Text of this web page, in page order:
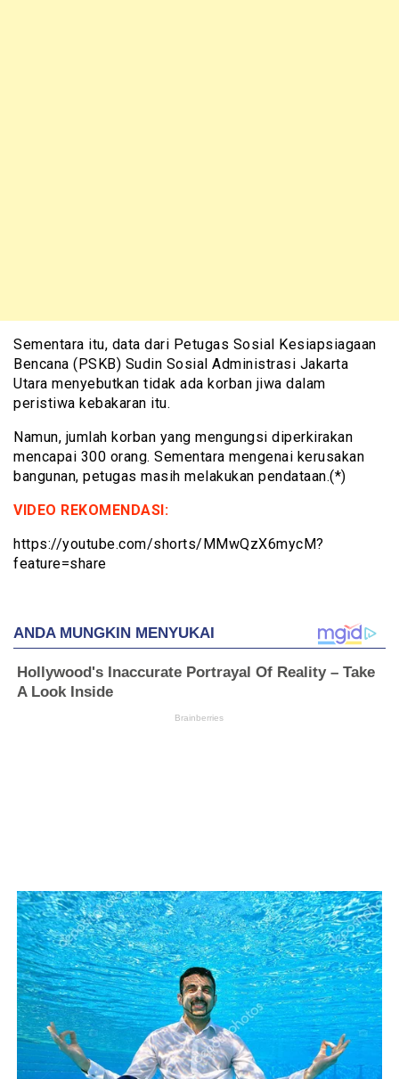
Sementara itu, data dari Petugas Sosial Kesiapsiagaan
Bencana (PSKB) Sudin Sosial Administrasi Jakarta
Utara menyebutkan tidak ada korban jiwa dalam
peristiwa kebakaran itu.
Namun, jumlah korban yang mengungsi diperkirakan
mencapai 300 orang. Sementara mengenai kerusakan
bangunan, petugas masih melakukan pendataan.(*)
VIDEO REKOMENDASI:
https://youtube.com/shorts/MMwQzX6mycM?
feature=share